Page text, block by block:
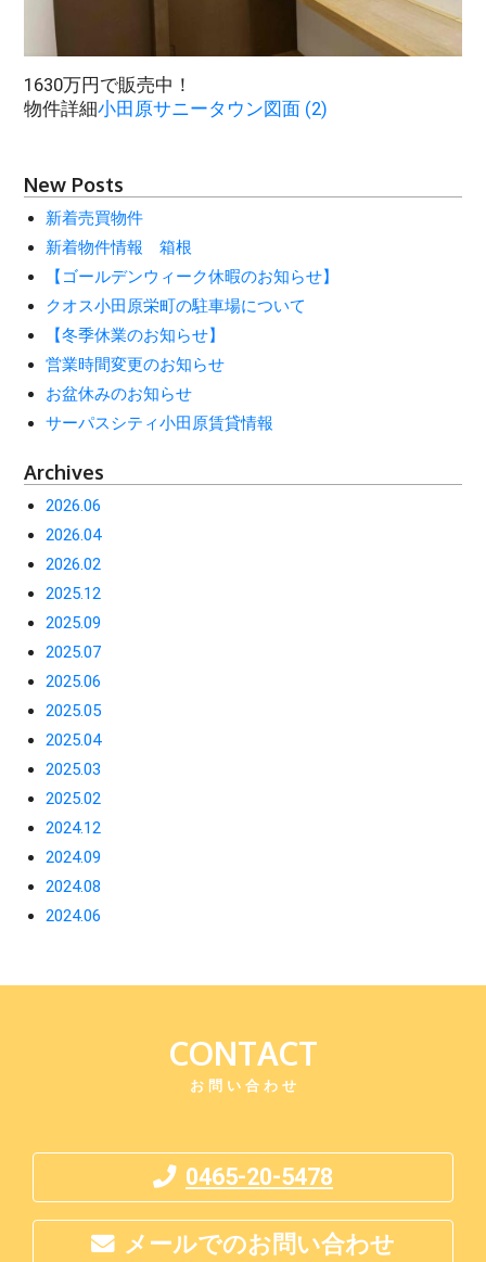
1630万円で販売中！
物件詳細小田原サニータウン図面 (2)
New Posts
新着売買物件
新着物件情報 箱根
【ゴールデンウィーク休暇のお知らせ】
クオス小田原栄町の駐車場について
【冬季休業のお知らせ】
営業時間変更のお知らせ
お盆休みのお知らせ
サーパスシティ小田原賃貸情報
Archives
2026.06
2026.04
2026.02
2025.12
2025.09
2025.07
2025.06
2025.05
2025.04
2025.03
2025.02
2024.12
2024.09
2024.08
2024.06
CONTACT
お問い合わせ
0465-20-5478
メールでのお問い合わせ